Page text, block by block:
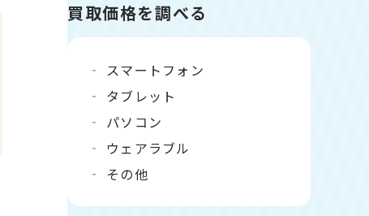
買取価格を調べる
スマートフォン
タブレット
パソコン
ウェアラブル
その他